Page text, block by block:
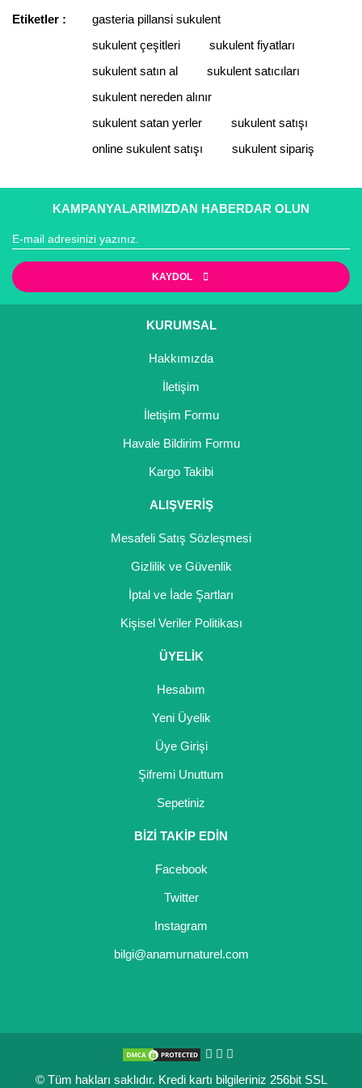
Etiketler :
gasteria pillansi sukulent
sukulent çeşitleri
sukulent fiyatları
sukulent satın al
sukulent satıcıları
sukulent nereden alınır
sukulent satan yerler
sukulent satışı
online sukulent satışı
sukulent sipariş
KAMPANYALARIMIZDAN HABERDAR OLUN
KAYDOL
KURUMSAL
Hakkımızda
İletişim
İletişim Formu
Havale Bildirim Formu
Kargo Takibi
ALIŞVERİŞ
Mesafeli Satış Sözleşmesi
Gizlilik ve Güvenlik
İptal ve İade Şartları
Kişisel Veriler Politikası
ÜYELİK
Hesabım
Yeni Üyelik
Üye Girişi
Şifremi Unuttum
Sepetiniz
BİZİ TAKİP EDİN
Facebook
Twitter
Instagram
bilgi@anamurnaturel.com
© Tüm hakları saklıdır. Kredi kartı bilgileriniz 256bit SSL